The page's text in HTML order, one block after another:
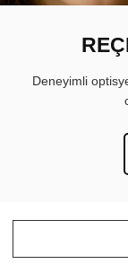
Deneyimli